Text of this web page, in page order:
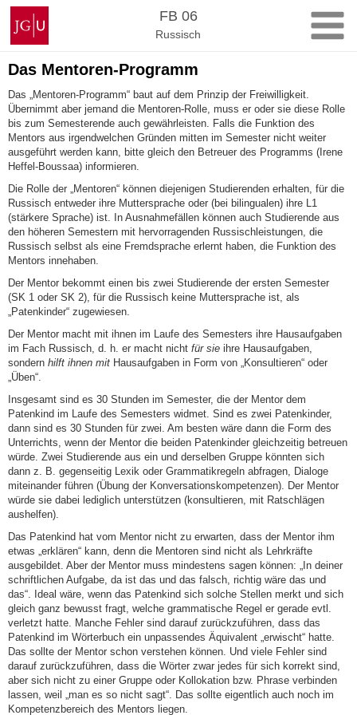
Zum
Inhalt
springen
Johannes
Gutenberg-
Universität
Mainz
FB 06
Russisch
Das Mentoren-Programm
Das „Mentoren-Programm“ baut auf dem Prinzip der Freiwilligkeit.
Übernimmt aber jemand die Mentoren-Rolle, muss er oder sie diese Rolle
bis zum Semesterende auch gewährleisten. Falls die Funktion des
Mentors aus irgendwelchen Gründen mitten im Semester nicht weiter
ausgeführt werden kann, bitte gleich den Betreuer des Programms (Irene
Heffel-Boussaa) informieren.
Die Rolle der „Mentoren“ können diejenigen Studierenden erhalten, für die
Russisch entweder ihre Muttersprache oder (bei bilingualen) ihre L1
(stärkere Sprache) ist. In Ausnahmefällen können auch Studierende aus
den höheren Semestern mit hervorragenden Russischleistungen, die
Russisch selbst als eine Fremdsprache erlernt haben, die Funktion des
Mentors innehaben.
Der Mentor bekommt einen bis zwei Studierende der ersten Semester
(SK 1 oder SK 2), für die Russisch keine Muttersprache ist, als
„Patenkinder“ zugewiesen.
Der Mentor macht mit ihnen im Laufe des Semesters ihre Hausaufgaben
im Fach Russisch, d. h. er macht nicht für sie ihre Hausaufgaben,
sondern hilft ihnen mit Hausaufgaben in Form von „Konsultieren“ oder
„Üben“.
Insgesamt sind es 30 Stunden im Semester, die der Mentor dem
Patenkind im Laufe des Semesters widmet. Sind es zwei Patenkinder,
dann sind es 30 Stunden für zwei. Am besten wäre dann die Form des
Unterrichts, wenn der Mentor die beiden Patenkinder gleichzeitig betreuen
würde. Zwei Studierende aus ein und derselben Gruppe könnten sich
dann z. B. gegenseitig Lexik oder Grammatikregeln abfragen, Dialoge
miteinander führen (Übung der Konversationskompetenzen). Der Mentor
würde sie dabei lediglich unterstützen (konsultieren, mit Ratschlägen
aushelfen).
Das Patenkind hat vom Mentor nicht zu erwarten, dass der Mentor ihm
etwas „erklären“ kann, denn die Mentoren sind nicht als Lehrkräfte
ausgebildet. Aber der Mentor muss mindestens sagen können: „In deiner
schriftlichen Aufgabe, da ist das und das falsch, richtig wäre das und
das“. Ideal wäre, wenn das Patenkind sich solche Stellen merkt und sich
gleich ganz bewusst fragt, welche grammatische Regel er gerade evtl.
verletzt hatte. Manche Fehler sind darauf zurückzuführen, dass das
Patenkind im Wörterbuch ein unpassendes Äquivalent „erwischt“ hatte.
Das sollte der Mentor schon verstehen können. Und viele Fehler sind
darauf zurückzuführen, dass die Wörter zwar jedes für sich korrekt sind,
aber sich nicht zu einer Gruppe oder Kollokation bzw. Phrase verbinden
lassen, weil „man es so nicht sagt“. Das sollte eigentlich auch noch im
Kompetenzbereich des Mentors liegen.